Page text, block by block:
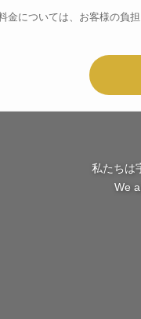
金については、お客様の負
私たちは
We